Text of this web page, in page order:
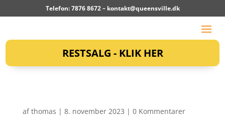
Telefon: 7876 8672 – kontakt@queensville.dk
RESTSALG - KLIK HER
afthomas | 8. november 2023 | 0 Kommentarer